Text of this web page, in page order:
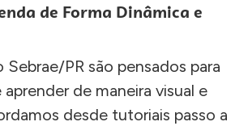
de Forma Dinâmica e
Sebrae/PR são pensados para
de maneira visual e
desde tutoriais passo a